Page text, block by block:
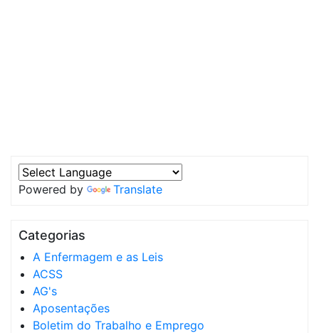
Powered by Translate
Categorias
A Enfermagem e as Leis
ACSS
AG's
Aposentações
Boletim do Trabalho e Emprego